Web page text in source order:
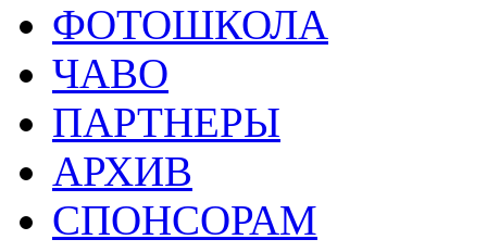
ФОТОШКОЛА
ЧАВО
ПАРТНЕРЫ
АРХИВ
СПОНСОРАМ